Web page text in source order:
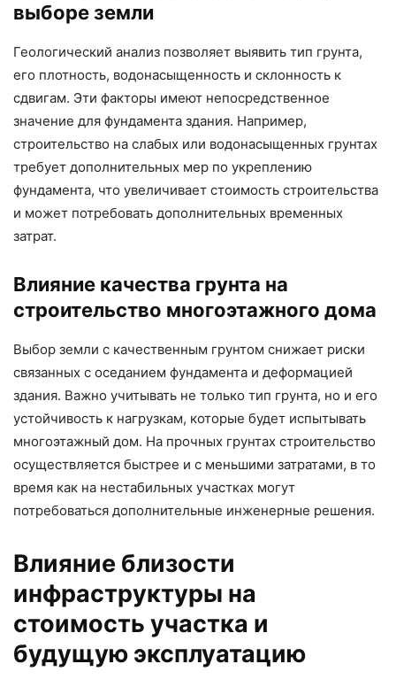
выборе земли
Геологический анализ позволяет выявить тип грунта,
его плотность, водонасыщенность и склонность к
сдвигам. Эти факторы имеют непосредственное
значение для фундамента здания. Например,
строительство на слабых или водонасыщенных грунтах
требует дополнительных мер по укреплению
фундамента, что увеличивает стоимость строительства
и может потребовать дополнительных временных
затрат.
Влияние качества грунта на
строительство многоэтажного дома
Выбор земли с качественным грунтом снижает риски
связанных с оседанием фундамента и деформацией
здания. Важно учитывать не только тип грунта, но и его
устойчивость к нагрузкам, которые будет испытывать
многоэтажный дом. На прочных грунтах строительство
осуществляется быстрее и с меньшими затратами, в то
время как на нестабильных участках могут
потребоваться дополнительные инженерные решения.
Влияние близости
инфраструктуры на
стоимость участка и
будущую эксплуатацию